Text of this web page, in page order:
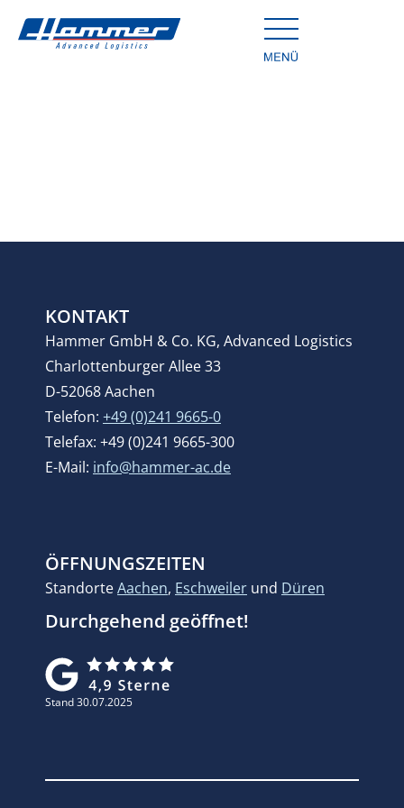
KONTAKT
Hammer GmbH & Co. KG, Advanced Logistics
Charlottenburger Allee 33
D-52068 Aachen
Telefon: +49 (0)241 9665-0
Telefax: +49 (0)241 9665-300
E-Mail: info@hammer-ac.de
ÖFFNUNGSZEITEN
StandorteAachen, Eschweiler und Düren
Durchgehend geöffnet!
Stand 30.07.2025